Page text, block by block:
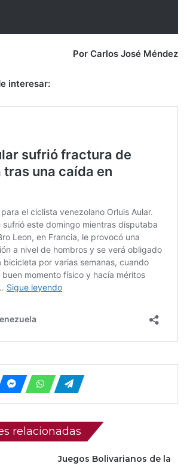
Por Carlos José Méndez
interesar:
relacionadas
Juegos Bolivarianos de la